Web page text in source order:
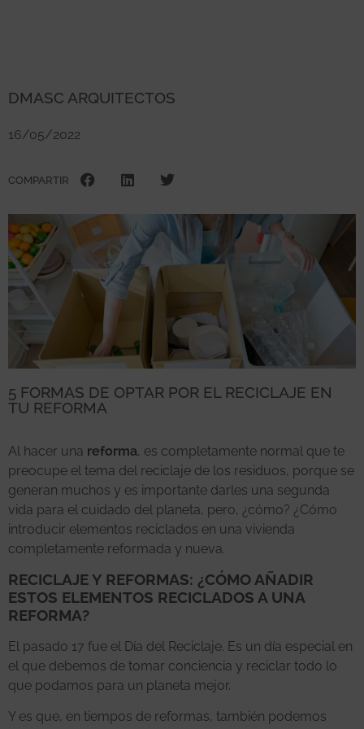
DMASC ARQUITECTOS
16/05/2022
COMPARTIR
5 FORMAS DE OPTAR POR EL RECICLAJE EN
TU REFORMA
Al hacer una reforma, es completamente normal que te
preocupe el tema del reciclaje de los residuos, porque se
generan muchos y es importante darles una segunda
vida para el cuidado del planeta, pero, ¿cómo? ¿Cómo
introducir elementos reciclados en una vivienda
completamente reformada y nueva.
RECICLAJE Y REFORMAS: ¿CÓMO AÑADIR
ESTOS ELEMENTOS RECICLADOS A UNA
REFORMA?
El pasado 17 fue el Día del Reciclaje. Es un día especial en
el que debemos de tomar conciencia y reciclar todo lo
que podamos para un planeta mejor.
Y es que, en tiempos de reformas, también podemos